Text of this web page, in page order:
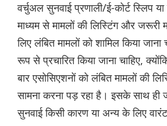
वर्चुअल सुनवाई प्रणाली/ई-कोर्ट स्लिप
माध्यम से मामलों की लिस्टिंग और जरूरी
लिए लंबित मामलों को शामिल किया
रूप से प्रचारित किया जाना चाहिए,
बार एसोसिएशनों को लंबित मामलों की
सामना करना पड़ रहा है। इसके साथ ही
सुनवाई किसी कारण या अन्य के लिए